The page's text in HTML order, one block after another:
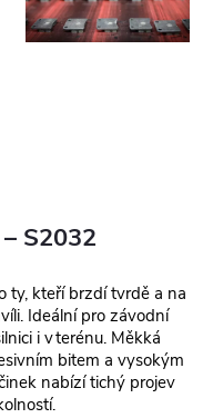
– S2032
ty, kteří brzdí tvrdě a na
Ideální pro závodní
i v terénu. Měkká
bitem a vysokým
nabízí tichý projev